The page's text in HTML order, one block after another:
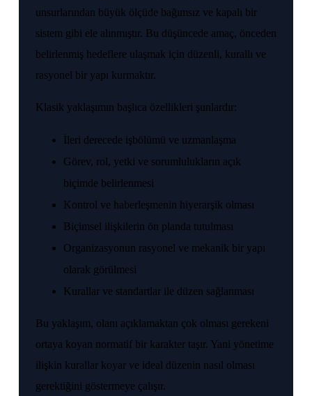
unsurlarından büyük ölçüde bağımsız ve kapalı bir
sistem gibi ele alınmıştır. Bu düşüncede amaç, önceden
belirlenmiş hedeflere ulaşmak için düzenli, kurallı ve
rasyonel bir yapı kurmaktır.
Klasik yaklaşımın başlıca özellikleri şunlardır:
İleri derecede işbölümü ve uzmanlaşma
Görev, rol, yetki ve sorumlulukların açık
biçimde belirlenmesi
Kontrol ve haberleşmenin hiyerarşik olması
Biçimsel ilişkilerin ön planda tutulması
Organizasyonun rasyonel ve mekanik bir yapı
olarak görülmesi
Kurallar ve standartlar ile düzen sağlanması
Bu yaklaşım, olanı açıklamaktan çok olması gerekeni
ortaya koyan normatif bir karakter taşır. Yani yönetime
ilişkin kurallar koyar ve ideal düzenin nasıl olması
gerektiğini göstermeye çalışır.